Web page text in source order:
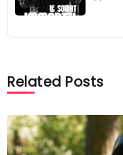
Related Posts